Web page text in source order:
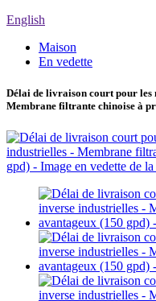
English
Maison
En vedette
Délai de livraison court pour les
Membrane filtrante chinoise à